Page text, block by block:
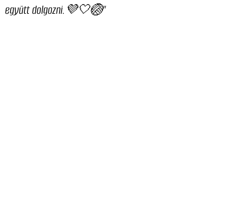
együtt dolgozni.💜🤍🏐”